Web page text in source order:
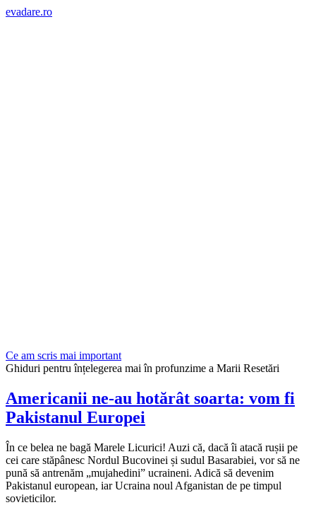
evadare.ro
Ce am scris mai important
Ghiduri pentru înțelegerea mai în profunzime a Marii Resetări
Americanii ne-au hotărât soarta: vom fi
Pakistanul Europei
În ce belea ne bagă Marele Licurici! Auzi că, dacă îi atacă rușii pe
cei care stăpânesc Nordul Bucovinei și sudul Basarabiei, vor să ne
pună să antrenăm „mujahedini” ucraineni. Adică să devenim
Pakistanul european, iar Ucraina noul Afganistan de pe timpul
sovieticilor.